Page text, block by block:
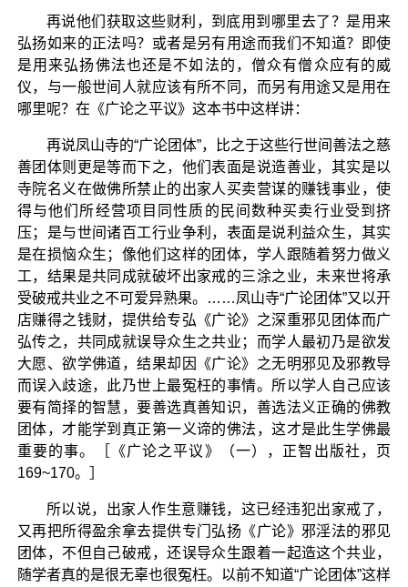
再说他们获取这些财利，到底用到哪里去了？是用来
弘扬如来的正法吗？或者是另有用途而我们不知道？即使
是用来弘扬佛法也还是不如法的，僧众有僧众应有的威
仪，与一般世间人就应该有所不同，而另有用途又是用在
哪里呢？在《广论之平议》这本书中这样讲：
再说凤山寺的“广论团体”，比之于这些行世间善法之慈
善团体则更是等而下之，他们表面是说造善业，其实是以
寺院名义在做佛所禁止的出家人买卖营谋的赚钱事业，使
得与他们所经营项目同性质的民间数种买卖行业受到挤
压；是与世间诸百工行业争利，表面是说利益众生，其实
是在损恼众生；像他们这样的团体，学人跟随着努力做义
工，结果是共同成就破坏出家戒的三涂之业，未来世将承
受破戒共业之不可爱异熟果。……凤山寺“广论团体”又以开
店赚得之钱财，提供给专弘《广论》之深重邪见团体而广
弘传之，共同成就误导众生之共业；而学人最初乃是欲发
大愿、欲学佛道，结果却因《广论》之无明邪见及邪教导
而误入歧途，此乃世上最冤枉的事情。所以学人自己应该
要有简择的智慧，要善选真善知识，善选法义正确的佛教
团体，才能学到真正第一义谛的佛法，这才是此生学佛最
重要的事。［《广论之平议》（一），正智出版社，页
169~170。］
所以说，出家人作生意赚钱，这已经违犯出家戒了，
又再把所得盈余拿去提供专门弘扬《广论》邪淫法的邪见
团体，不但自己破戒，还误导众生跟着一起造这个共业，
随学者真的是很无辜也很冤枉。以前不知道“广论团体”这样